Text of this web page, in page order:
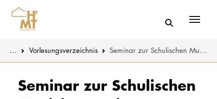
You are here:
... Vorlesungs­verzeichnis Seminar zur Schulischen Musizierpraxis
Seminar zur Schulischen